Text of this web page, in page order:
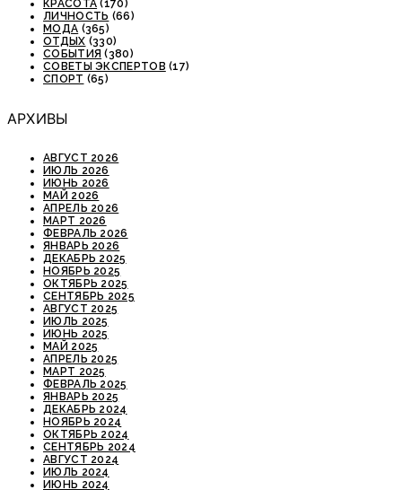
КРАСОТА (170)
ЛИЧНОСТЬ (66)
МОДА (365)
ОТДЫХ (330)
СОБЫТИЯ (380)
СОВЕТЫ ЭКСПЕРТОВ (17)
СПОРТ (65)
АРХИВЫ
АВГУСТ 2026
ИЮЛЬ 2026
ИЮНЬ 2026
МАЙ 2026
АПРЕЛЬ 2026
МАРТ 2026
ФЕВРАЛЬ 2026
ЯНВАРЬ 2026
ДЕКАБРЬ 2025
НОЯБРЬ 2025
ОКТЯБРЬ 2025
СЕНТЯБРЬ 2025
АВГУСТ 2025
ИЮЛЬ 2025
ИЮНЬ 2025
МАЙ 2025
АПРЕЛЬ 2025
МАРТ 2025
ФЕВРАЛЬ 2025
ЯНВАРЬ 2025
ДЕКАБРЬ 2024
НОЯБРЬ 2024
ОКТЯБРЬ 2024
СЕНТЯБРЬ 2024
АВГУСТ 2024
ИЮЛЬ 2024
ИЮНЬ 2024